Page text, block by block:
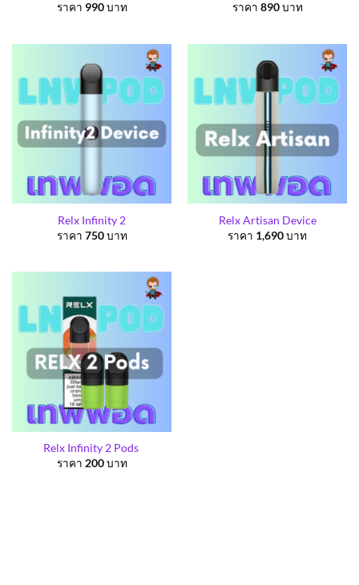
ราคา 990บาท
ราคา 890บาท
Relx Infinity 2
ราคา 750บาท
Relx Artisan Device
ราคา 1,690บาท
Relx Infinity 2 Pods
ราคา 200บาท